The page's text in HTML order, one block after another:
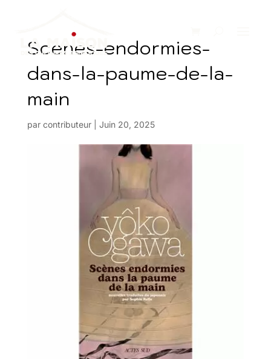
Scenes-endormies-
dans-la-paume-de-la-
main
par contributeur| Juin 20, 2025